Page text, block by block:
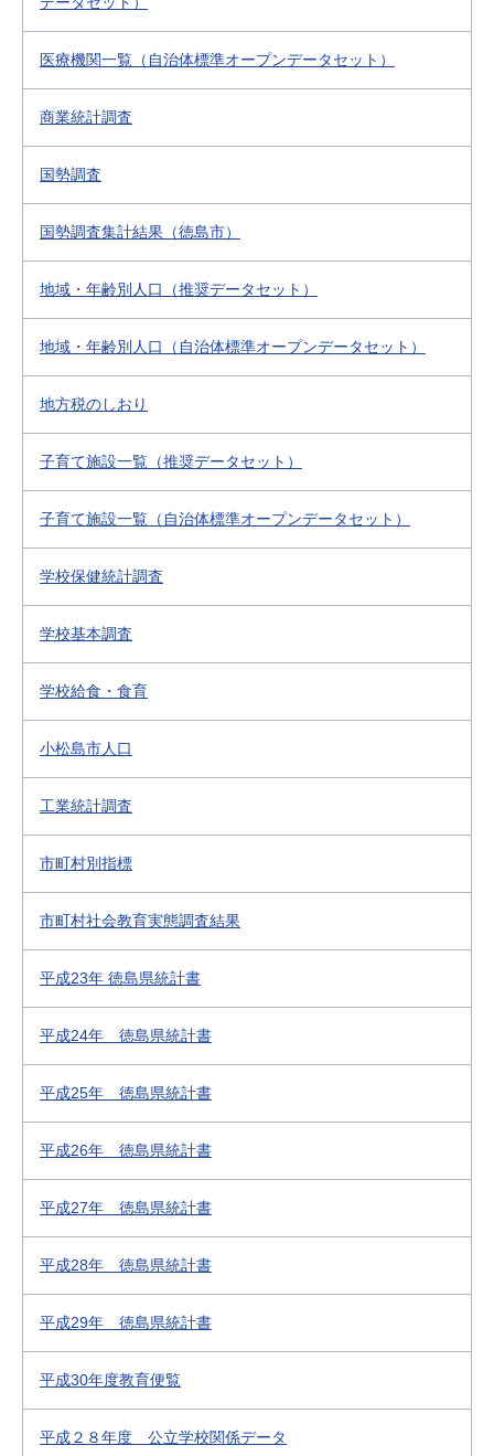
医療機関一覧（自治体標準オープンデータセット）
商業統計調査
国勢調査
国勢調査集計結果（徳島市）
地域・年齢別人口（推奨データセット）
地域・年齢別人口（自治体標準オープンデータセット）
地方税のしおり
子育て施設一覧（推奨データセット）
子育て施設一覧（自治体標準オープンデータセット）
学校保健統計調査
学校基本調査
学校給食・食育
小松島市人口
工業統計調査
市町村別指標
市町村社会教育実態調査結果
平成23年 徳島県統計書
平成24年 徳島県統計書
平成25年 徳島県統計書
平成26年 徳島県統計書
平成27年 徳島県統計書
平成28年 徳島県統計書
平成29年 徳島県統計書
平成30年度教育便覧
平成２８年度 公立学校関係データ